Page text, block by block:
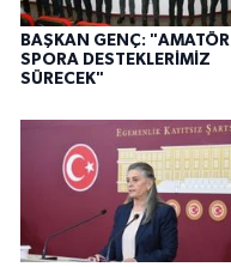
BAŞKAN GENÇ: "AMATÖR
SPORA DESTEKLERİMİZ
SÜRECEK"